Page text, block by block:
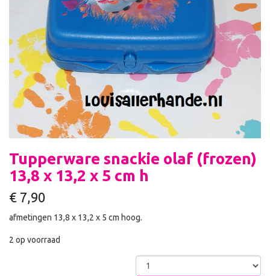
Tupperware snackie olaf (frozen)
13,8 x 13,2 x 5 cm h
€ 7,90
afmetingen 13,8 x 13,2 x 5 cm hoog.
2 op voorraad